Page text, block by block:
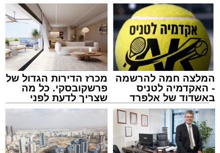
המלצה חמה להרשמה
- האקדמיה לטניס
באשדוד של אלפרד
קריאולנסקי - לילדים
מכרז הדירות הגדול של
פרשקובסקי. כל מה
שצריך לדעת לפני
שמגישים הצעה לדירה